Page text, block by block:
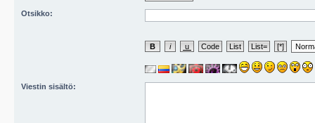
Otsikko:
Viestin sisältö: